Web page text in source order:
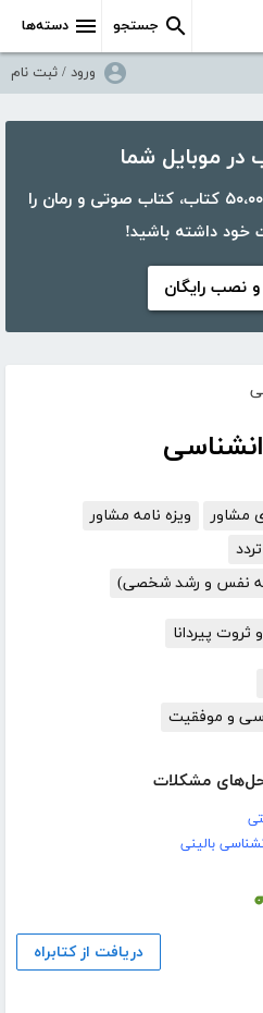
دسته‌ها جستجو
ورود / ثبت نام
با اپلیکیشن کتابراه، بیش از ۵۰،۰۰۰ کتاب، کتاب صوتی و رمان را
خود داشته باشید!
و نصب رایگان
مشاور
ویزه نامه مشاور
به نفس و رشد شخصی)
پیردانا
و موفقیت
حل‌های مشکلات
بالینی
دریافت از کتابراه